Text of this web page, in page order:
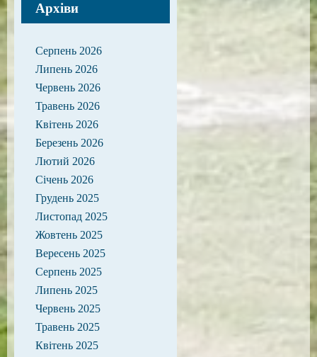
Архіви
Серпень 2026
Липень 2026
Червень 2026
Травень 2026
Квітень 2026
Березень 2026
Лютий 2026
Січень 2026
Грудень 2025
Листопад 2025
Жовтень 2025
Вересень 2025
Серпень 2025
Липень 2025
Червень 2025
Травень 2025
Квітень 2025